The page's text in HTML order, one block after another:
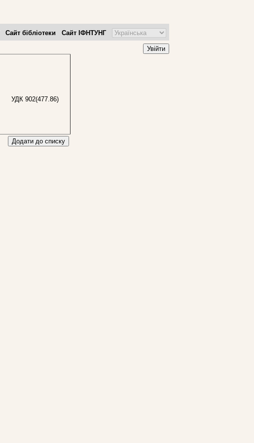
Сайт бібліотеки Сайт ІФНТУНГ
Увійти
УДК 902(477.86)
Додати до списку